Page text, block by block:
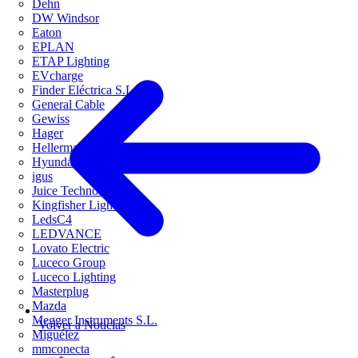
Dehn
DW Windsor
Eaton
EPLAN
ETAP Lighting
EVcharge
Finder Eléctrica S.L.U
General Cable
Gewiss
Hager
HellermannTyton
Hyundai Electric
igus
Juice Technology
Kingfisher Lighting
LedsC4
LEDVANCE
Lovato Electric
Luceco Group
Luceco Lighting
Masterplug
Mazda
Megger Instruments S.L.
Miguélez
mmconecta
Volver a Noticias